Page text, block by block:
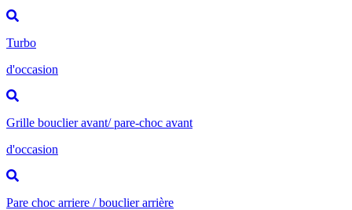
Turbo
d'occasion
Grille bouclier avant/ pare-choc avant
d'occasion
Pare choc arriere / bouclier arrière